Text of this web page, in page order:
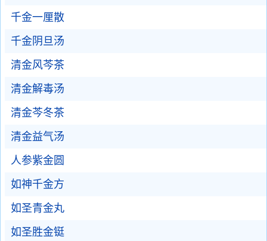
千金一厘散
千金阴旦汤
清金风芩茶
清金解毒汤
清金芩冬茶
清金益气汤
人参紫金圆
如神千金方
如圣青金丸
如圣胜金铤